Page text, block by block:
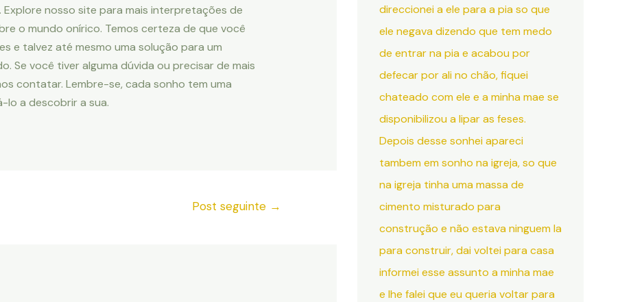
nosso site para mais interpretações de
o mundo onírico. Temos certeza de que você
e talvez até mesmo uma solução para um
Se você tiver alguma dúvida ou precisar de mais
contatar. Lembre-se, cada sonho tem uma
lo a descobrir a sua.
Post seguinte →
direccionei a ele para a pia so que
ele negava dizendo que tem medo
de entrar na pia e acabou por
defecar por ali no chão, fiquei
chateado com ele e a minha mae se
disponibilizou a lipar as feses.
Depois desse sonhei apareci
tambem em sonho na igreja, so que
na igreja tinha uma massa de
cimento misturado para
construção e não estava ninguem la
para construir, dai voltei para casa
informei esse assunto a minha mae
e lhe falei que eu queria voltar para